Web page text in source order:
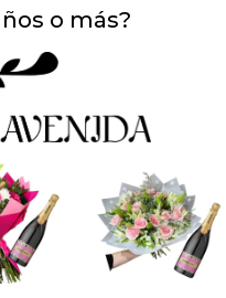
o más?